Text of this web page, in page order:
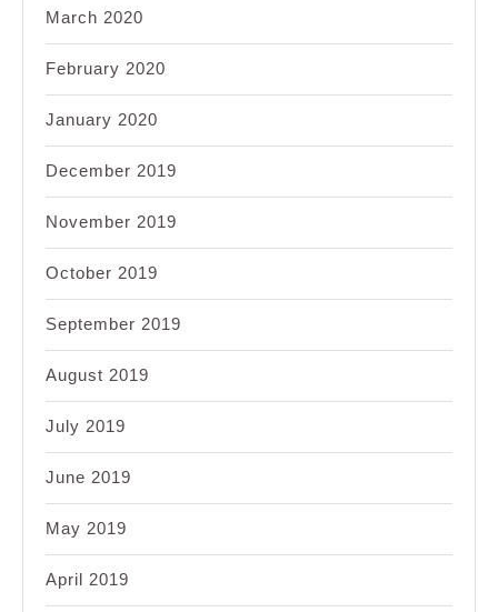
March 2020
February 2020
January 2020
December 2019
November 2019
October 2019
September 2019
August 2019
July 2019
June 2019
May 2019
April 2019